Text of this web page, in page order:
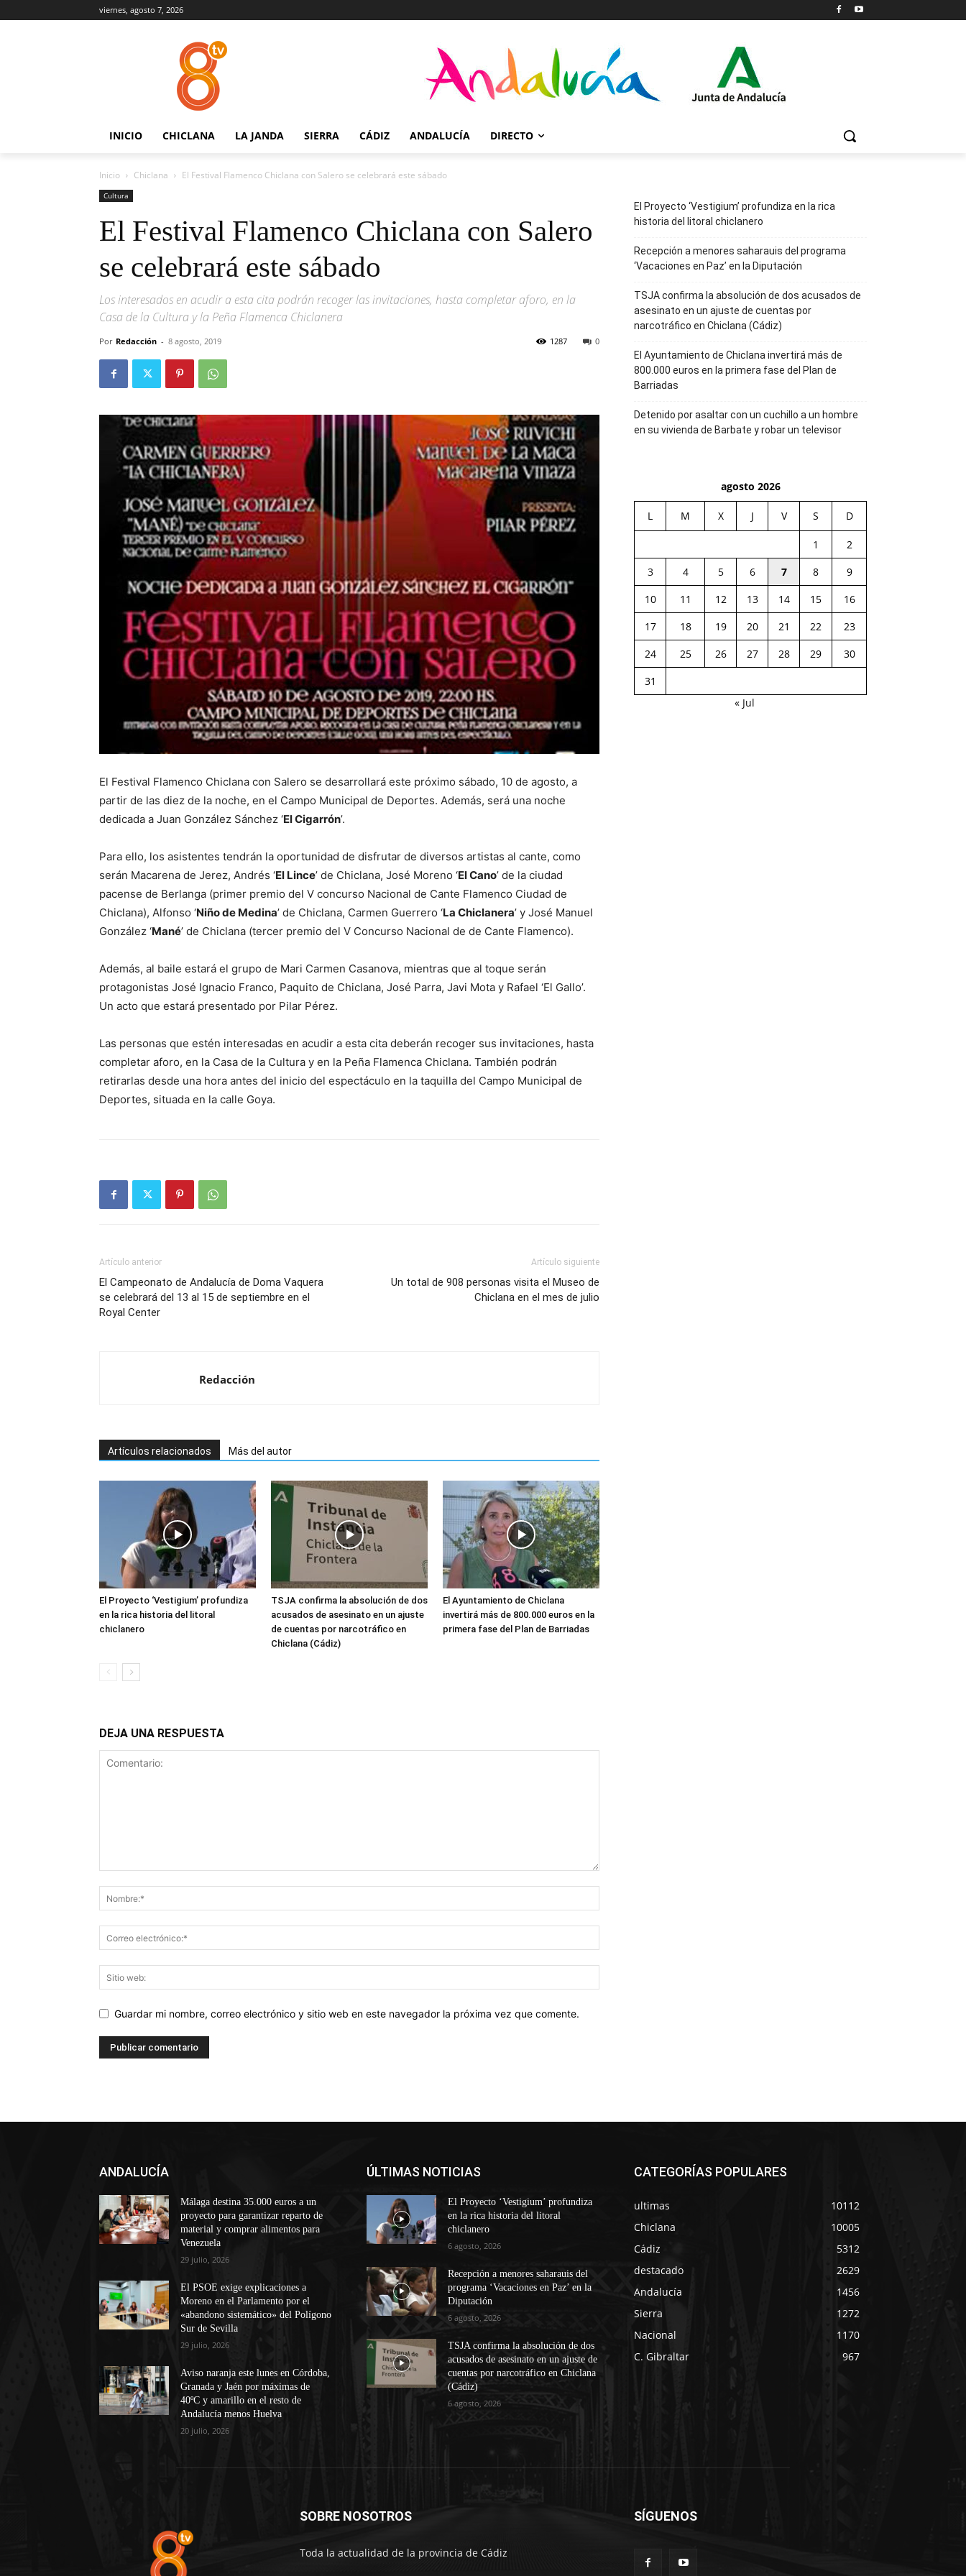
viernes, agosto 7, 2026
INICIO CHICLANA LA JANDA SIERRA CÁDIZ ANDALUCÍA DIRECTO
Inicio Chiclana El Festival Flamenco Chiclana con Salero se celebrará este sábado
Cultura
El Festival Flamenco Chiclana con Salero
se celebrará este sábado
Los interesados en acudir a esta cita podrán recoger las invitaciones, hasta completar aforo, en la
Casa de la Cultura y la Peña Flamenca Chiclanera
Por Redacción - 8 agosto, 2019 0
1287
El Festival Flamenco Chiclana con Salero se desarrollará este próximo sábado, 10 de agosto, a
partir de las diez de la noche, en el Campo Municipal de Deportes. Además, será una noche
dedicada a Juan González Sánchez ‘El Cigarrón’.
Para ello, los asistentes tendrán la oportunidad de disfrutar de diversos artistas al cante, como
serán Macarena de Jerez, Andrés ‘El Lince’ de Chiclana, José Moreno ‘El Cano’ de la ciudad
pacense de Berlanga (primer premio del V concurso Nacional de Cante Flamenco Ciudad de
Chiclana), Alfonso ‘Niño de Medina’ de Chiclana, Carmen Guerrero ‘La Chiclanera’ y José Manuel
González ‘Mané’ de Chiclana (tercer premio del V Concurso Nacional de de Cante Flamenco).
Además, al baile estará el grupo de Mari Carmen Casanova, mientras que al toque serán
protagonistas José Ignacio Franco, Paquito de Chiclana, José Parra, Javi Mota y Rafael ‘El Gallo’.
Un acto que estará presentado por Pilar Pérez.
Las personas que estén interesadas en acudir a esta cita deberán recoger sus invitaciones, hasta
completar aforo, en la Casa de la Cultura y en la Peña Flamenca Chiclana. También podrán
retirarlas desde una hora antes del inicio del espectáculo en la taquilla del Campo Municipal de
Deportes, situada en la calle Goya.
Artículo anterior
El Campeonato de Andalucía de Doma Vaquera
se celebrará del 13 al 15 de septiembre en el
Royal Center
Artículo siguiente
Un total de 908 personas visita el Museo de
Chiclana en el mes de julio
Redacción
Artículos relacionados Más del autor
El Proyecto ‘Vestigium’ profundiza
en la rica historia del litoral
chiclanero
TSJA confirma la absolución de dos
acusados de asesinato en un ajuste
de cuentas por narcotráfico en
Chiclana (Cádiz)
El Ayuntamiento de Chiclana
invertirá más de 800.000 euros en la
primera fase del Plan de Barriadas
DEJA UNA RESPUESTA
Guardar mi nombre, correo electrónico y sitio web en este navegador la próxima vez que comente.
El Proyecto ‘Vestigium’ profundiza en la rica
historia del litoral chiclanero
Recepción a menores saharauis del programa
‘Vacaciones en Paz’ en la Diputación
TSJA confirma la absolución de dos acusados de
asesinato en un ajuste de cuentas por
narcotráfico en Chiclana (Cádiz)
El Ayuntamiento de Chiclana invertirá más de
800.000 euros en la primera fase del Plan de
Barriadas
Detenido por asaltar con un cuchillo a un hombre
en su vivienda de Barbate y robar un televisor
agosto 2026
L M X J V S D
1
2
3
4 5 6 7 8
9
10
11 12 13 14 15
16
17
18 19 20 21 22
23
24
25 26 27 28 29
30
31
« Jul
ANDALUCÍA
Málaga destina 35.000 euros a un
proyecto para garantizar reparto de
material y comprar alimentos para
Venezuela
29 julio, 2026
El PSOE exige explicaciones a
Moreno en el Parlamento por el
«abandono sistemático» del Polígono
Sur de Sevilla
29 julio, 2026
Aviso naranja este lunes en Córdoba,
Granada y Jaén por máximas de
40ºC y amarillo en el resto de
Andalucía menos Huelva
20 julio, 2026
ÚLTIMAS NOTICIAS
El Proyecto ‘Vestigium’ profundiza
en la rica historia del litoral
chiclanero
6 agosto, 2026
Recepción a menores saharauis del
programa ‘Vacaciones en Paz’ en la
Diputación
6 agosto, 2026
TSJA confirma la absolución de dos
acusados de asesinato en un ajuste de
cuentas por narcotráfico en Chiclana
(Cádiz)
6 agosto, 2026
CATEGORÍAS POPULARES
ultimas
10112
Chiclana
10005
Cádiz
5312
destacado
2629
Andalucía
1456
Sierra
1272
Nacional
1170
C. Gibraltar
967
SOBRE NOSOTROS
Toda la actualidad de la provincia de Cádiz
SÍGUENOS